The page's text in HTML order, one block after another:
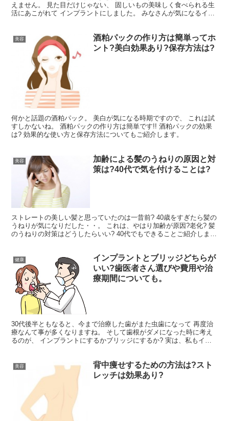
えません。 見た目だけじゃない、 固しいもの美味しく食べられる生
活にあこがれて インプラントにしました。 みなさんが気になるイン
美容
酒粕パックの作り方は簡単ってホ
ント?美白効果あり?保存方法は?
何かと話題の酒粕パック。 美白が気になる時期ですので、 これは試
すしかないね。 酒粕パックの作り方は簡単です!! 酒粕パックの効果
は? 効果的な使い方と保存方法についてもご紹介します。
美容
加齢による髪のうねりの原因と対
策は?40代で気を付けることは?
ストレートの美しい髪と思っていたのは一昔前? 40歳をすぎたら髪の
うねりが気になりだした・・。 これは、やはり加齢が原因?老化? 髪
のうねりの対策はどうしたらいい? 40代でもできることご紹介しま
健康
インプラントとブリッジどちらが
いい?歯医者さん選びや費用や治
療期間についても。
30代後半ともなると、今まで治療した歯がまた虫歯になって 再度治
療なんて事が多くなりますね。 そして歯根がダメになった時に考え
るのが、 インプラントにするかブリッジにするか? 実は、私もイン
美容
背中痩せするための方法は?スト
レッチは効果あり?